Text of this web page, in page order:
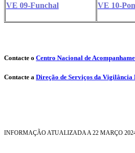
VE 09-Funchal VE 10-
Contacte o Centro Nacional de
Contacte a Direção de Serviços da Vigilância
INFORMAÇÃO ATUALIZADA A 22 MARÇO